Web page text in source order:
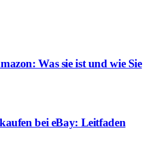
Was sie ist und wie Sie
bei eBay: Leitfaden